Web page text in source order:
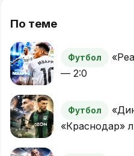
По теме
Футбол
— 2:0
Футбол
«Краснодар»